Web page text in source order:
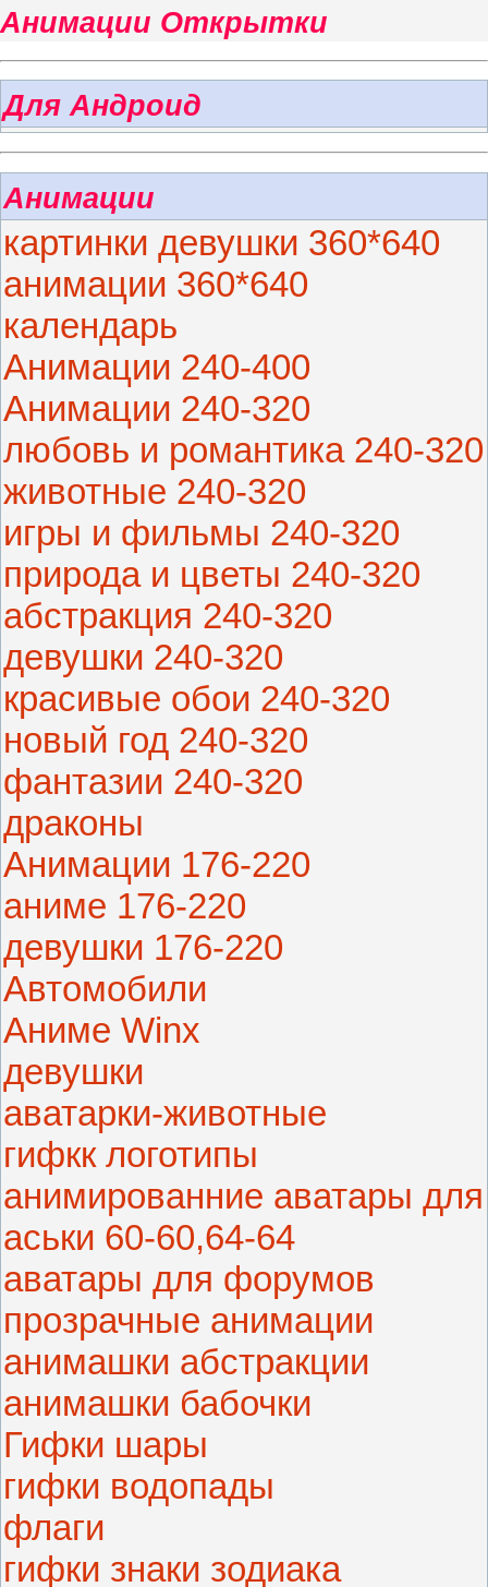
Анимации Открытки
Для Андроид
Анимации
картинки девушки 360*640
анимации 360*640
календарь
Анимации 240-400
Анимации 240-320
любовь и романтика 240-320
животные 240-320
игры и фильмы 240-320
природа и цветы 240-320
абстракция 240-320
девушки 240-320
красивые обои 240-320
новый год 240-320
фантазии 240-320
драконы
Анимации 176-220
аниме 176-220
девушки 176-220
Автомобили
Аниме Winx
девушки
аватарки-животные
гифкк логотипы
анимированние аватары для
аськи 60-60,64-64
аватары для форумов
прозрачные анимации
анимашки абстракции
анимашки бабочки
Гифки шары
гифки водопады
флаги
гифки знаки зодиака